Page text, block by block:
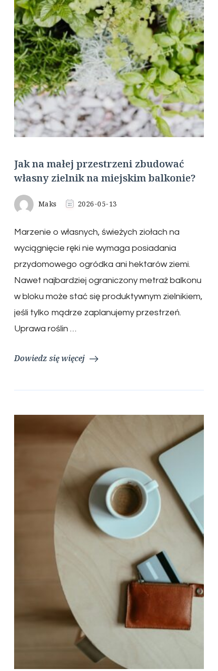
Jak na małej przestrzeni zbudować
własny zielnik na miejskim balkonie?
Maks 2026-05-13
Marzenie o własnych, świeżych ziołach na
wyciągnięcie ręki nie wymaga posiadania
przydomowego ogródka ani hektarów ziemi.
Nawet najbardziej ograniczony metraż balkonu
w bloku może stać się produktywnym zielnikiem,
jeśli tylko mądrze zaplanujemy przestrzeń.
Uprawa roślin …
Dowiedz się więcej